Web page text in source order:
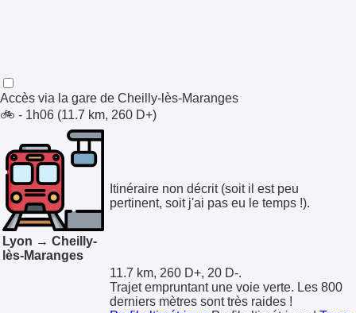
Accès via la gare de Cheilly-lès-Maranges
🚲 - 1h06 (11.7 km, 260 D+)
Lyon → Cheilly-
lès-Maranges
Itinéraire non décrit (soit il est peu
pertinent, soit j'ai pas eu le temps !).
11.7 km, 260 D+, 20 D-.
Trajet empruntant une voie verte. Les 800
derniers mètres sont très raides !